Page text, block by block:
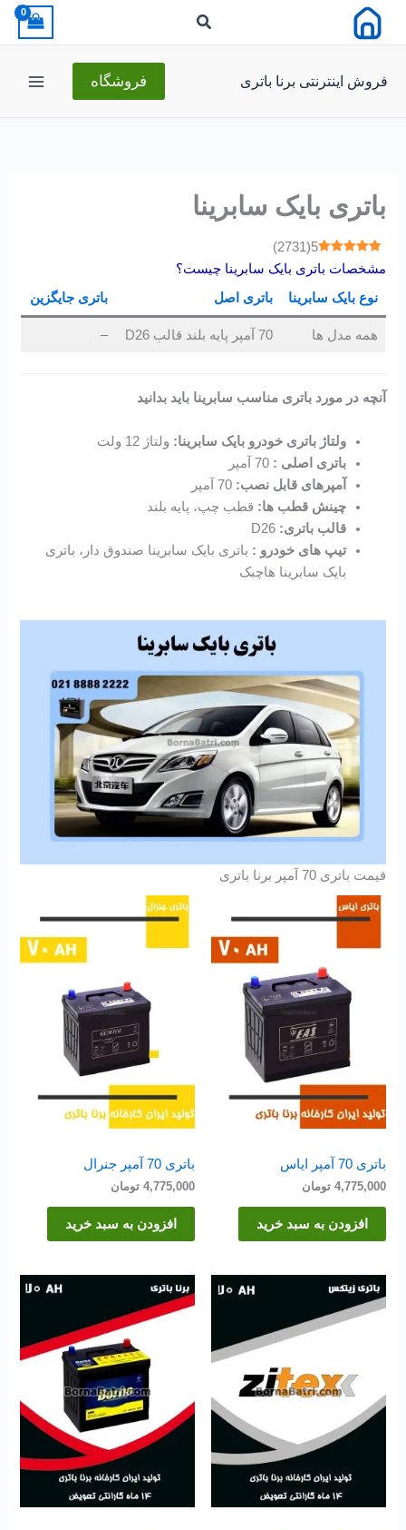
فروش اینترنتی برنا باتری فروشگاه
باتری بایک سابرینا
5
(
2731
)
مشخصات باتری بایک سابرینا چیست؟
نوع بایک سابرینا
باتری اصل باتری جایگزین
همه مدل ها 70 آمپر پایه بلند قالب D26 –
آنچه در مورد باتری مناسب سابرینا باید بدانید
ولتاژ باتری خودرو بایک سابرینا: ولتاژ 12 ولت
باتری اصلی : 70 آمپر
آمپرهای قابل نصب: 70 آمپر
چینش قطب ها: قطب چپ، پایه بلند
قالب باتری: D26
تیپ های خودرو : باتری بایک سابرینا صندوق دار، باتری
بایک سابرینا هاچبک
قیمت باتری 70 آمپر برنا باتری
باتری 70 آمپر ایاس
4,775,000 تومان
افزودن به سبد خرید
باتری 70 آمپر جنرال
4,775,000 تومان
افزودن به سبد خرید